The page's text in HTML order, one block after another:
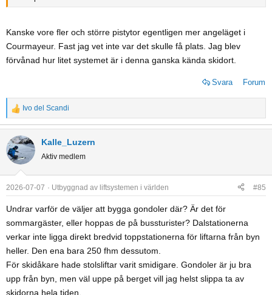
Kanske vore fler och större pistytor egentligen mer angeläget i
Courmayeur. Fast jag vet inte var det skulle få plats. Jag blev
förvånad hur litet systemet är i denna ganska kända skidort.
Svara Forum
R
e
a
c
t
i
o
n
s
:
Ivo del Scandi
Kalle_Luzern
Aktiv medlem
2026-07-07 Utbyggnad av liftsystemen i världen #85
Undrar varför de väljer att bygga gondoler där? Är det för
sommargäster, eller hoppas de på bussturister? Dalstationerna
verkar inte ligga direkt bredvid toppstationerna för liftarna från byn
heller. Den ena bara 250 fhm dessutom.
För skidåkare hade stolsliftar varit smidigare. Gondoler är ju bra
upp från byn, men väl uppe på berget vill jag helst slippa ta av
skidorna hela tiden.